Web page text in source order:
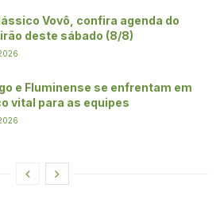
Vovô, confira agenda do
deste sábado (8/8)
e Fluminense se enfrentam em
vital para as equipes